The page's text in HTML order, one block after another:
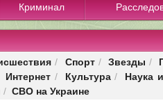
Криминал
/ Спорт/ Звезды /
Интернет / Культура/ Наука
/ СВО на Украине